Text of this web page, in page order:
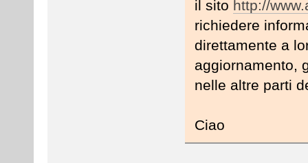
il sito http://
richiedere
direttamente a
aggiornamento,
nelle altre parti
Ciao